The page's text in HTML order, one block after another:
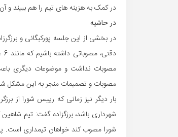
در کمک به هزینه های تیم را هم ببیند و
در حاشیه
در بخشی از این جلسه پورکبگانی و
مصوبات نداشت و موضوعات دیگری باعث
مصوبات و تصمیمات منجر به این مشکل
بار دیگر نیز زمانی که رییس شورا از
شهرداری باشد، برزگزاده گفت: تیم
شورا مصوب کند خواهان تیمداری است. پس